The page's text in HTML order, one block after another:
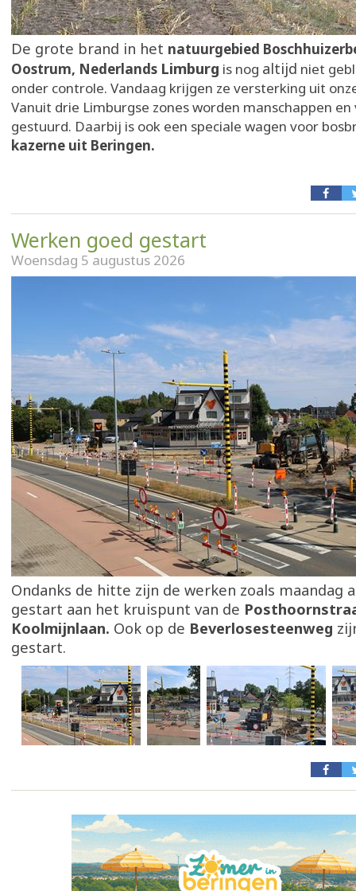
De grote brand in het natuurgebied
Oostrum, Nederlands Limburg is nog altijd niet
onder controle. Vandaag krijgen ze versterking uit
Vanuit drie Limburgse zones worden manschappen
gestuurd. Daarbij is ook een speciale wagen voor
kazerne uit Beringen.
Werken goed gestart
Woensdag 5 augustus 2026
Ondanks de hitte zijn de werken zoals maandag
gestart aan het kruispunt van de
Koolmijnlaan. Ook op de Beverlosesteenweg
gestart.